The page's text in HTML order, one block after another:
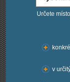
Určete
v